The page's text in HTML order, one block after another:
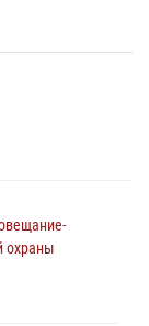
охраны